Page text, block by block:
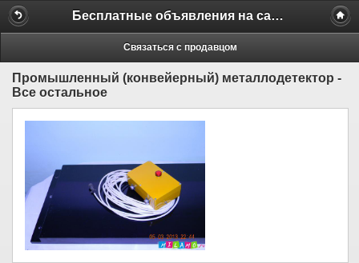
Бесплатные объявления на сайте MILAMO.ru
Связаться с продавцом
Промышленный (конвейерный) металлодетектор -
Все остальное